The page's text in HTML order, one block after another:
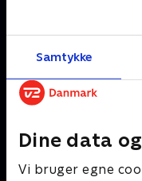
Samtykke
Dine data
Vi bruger egne
Mere indhold fra